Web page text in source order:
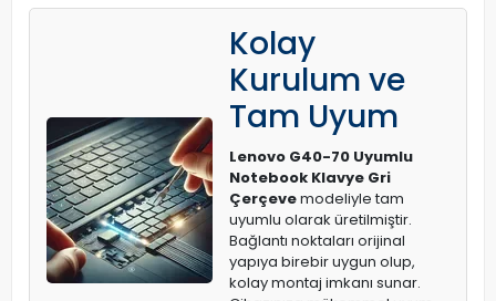
Kolay
Kurulum ve
Tam Uyum
Lenovo G40-70 Uyumlu
Notebook Klavye Gri
Çerçevemodeliyle tam
uyumlu olarak üretilmiştir.
Bağlantı noktaları orijinal
yapıya birebir uygun olup,
kolay montaj imkanı sunar.